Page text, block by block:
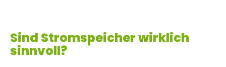
Sind Stromspeicher wirklich
sinnvoll?